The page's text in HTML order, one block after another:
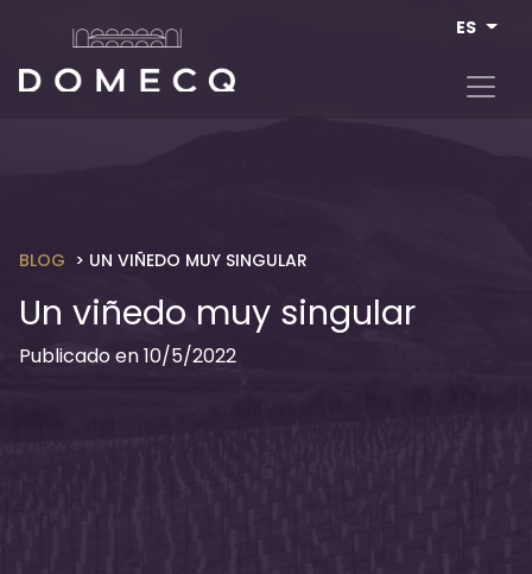
ES
BLOG UN VIÑEDO MUY SINGULAR
Un viñedo muy singular
Publicado en 10/5/2022